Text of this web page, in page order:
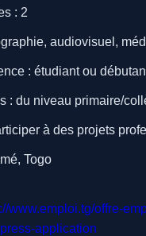
: 2
audiovisuel,
: étudiant ou
: du niveau primaire/
à des projets
Togo
www.emploi.tg/offre-
application